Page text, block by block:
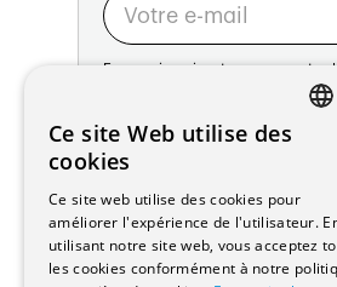
En vous inscrivant vous acceptez
Adresse:
Avenue de Longemalle 21
1020 Renens
Suisse
Contact:
Édition: +41 21 635 16 82
Plateforme: +41 21 631 10 50
Ce site Web utilise des
cookies
Ce site web utilise des cookies pour
améliorer l'expérience de l'utilisateur.
utilisant notre site web, vous acceptez
les cookies conformément à notre